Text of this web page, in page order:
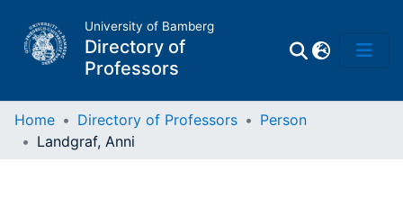
University of Bamberg
Directory of
Professors
Home Directory of Professors
Person
Landgraf, Anni